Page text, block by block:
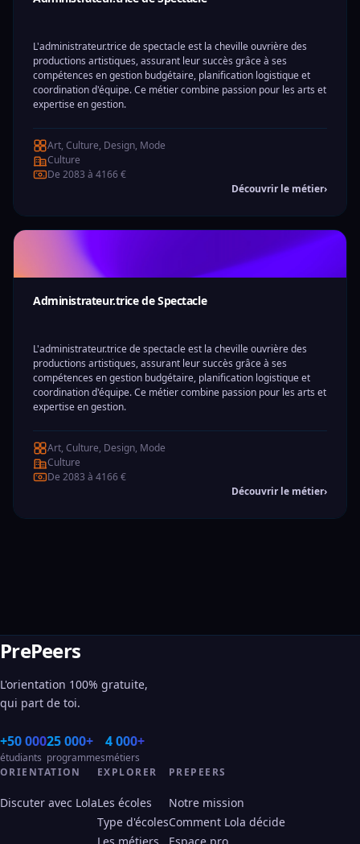
L'administrateur.trice de spectacle est la cheville ouvrière des
productions artistiques, assurant leur succès grâce à ses
compétences en gestion budgétaire, planification logistique et
coordination d'équipe. Ce métier combine passion pour les arts et
expertise en gestion.
Art, Culture, Design, Mode
Culture
De 2083 à 4166 €
Découvrir le métier›
Administrateur.trice de Spectacle
L'administrateur.trice de spectacle est la cheville ouvrière des
productions artistiques, assurant leur succès grâce à ses
compétences en gestion budgétaire, planification logistique et
coordination d'équipe. Ce métier combine passion pour les arts et
expertise en gestion.
Art, Culture, Design, Mode
Culture
De 2083 à 4166 €
Découvrir le métier›
PrePeers
L'orientation 100% gratuite,
qui part de toi.
+50 000
étudiants
25 000+
programmes
4 000+
métiers
ORIENTATION
Discuter avec Lola
EXPLORER
Les écoles
Type d'écoles
PREPEERS
Notre mission
Comment Lola décide